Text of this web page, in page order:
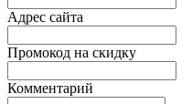
Адрес сайта
Промокод на скидку
Комментарий